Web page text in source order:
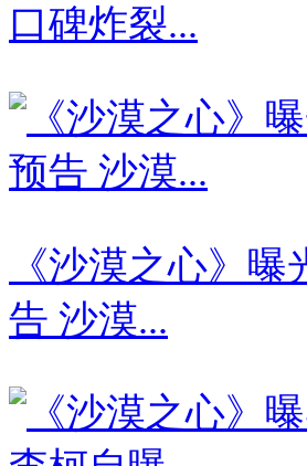
口碑炸裂...
《沙漠之心》
告 沙漠...